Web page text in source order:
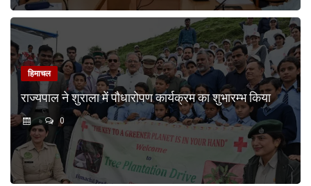
हिमाचल
राज्यपाल ने शुराला में पौधारोपण कार्यक्रम का शुभारम्भ किया
0